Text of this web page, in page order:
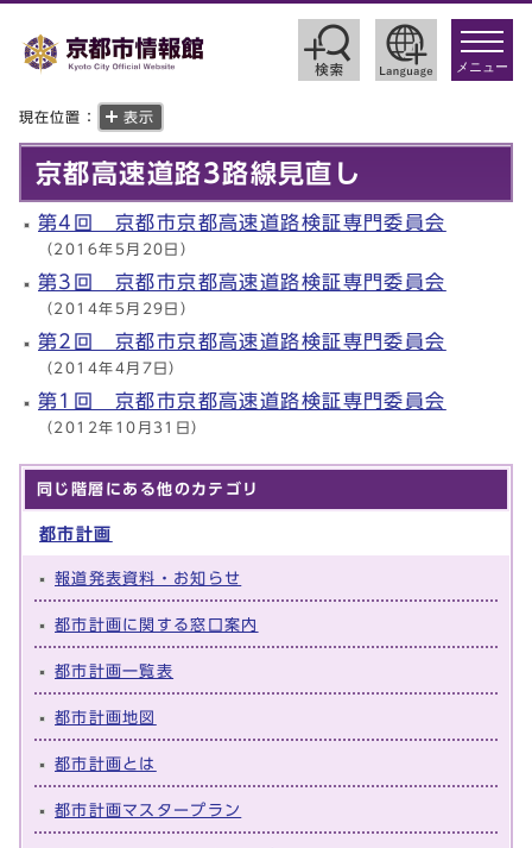
toggle
メニュー
現在位置： 表示
京都高速道路3路線見直し
第4回 京都市京都高速道路検証専門委員会
（2016年5月20日）
第3回 京都市京都高速道路検証専門委員会
（2014年5月29日）
第2回 京都市京都高速道路検証専門委員会
（2014年4月7日）
第1回 京都市京都高速道路検証専門委員会
（2012年10月31日）
同じ階層にある他のカテゴリ
都市計画
報道発表資料・お知らせ
都市計画に関する窓口案内
都市計画一覧表
都市計画地図
都市計画とは
都市計画マスタープラン